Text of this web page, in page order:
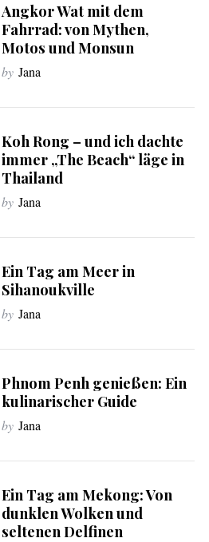
Angkor Wat mit dem
Fahrrad: von Mythen,
Motos und Monsun
by Jana
Koh Rong – und ich dachte
immer „The Beach“ läge in
Thailand
by Jana
Ein Tag am Meer in
Sihanoukville
by Jana
Phnom Penh genießen: Ein
kulinarischer Guide
by Jana
Ein Tag am Mekong: Von
dunklen Wolken und
seltenen Delfinen